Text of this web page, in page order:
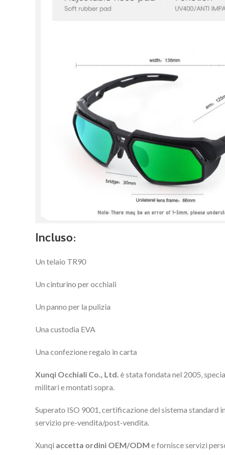
Incluso:
Un telaio TR90
Un cinturino per occhiali
Un panno per la pulizia
Una custodia EVA
Una confezione regalo in carta
Xunqi Occhiali Co., Ltd. è stata fondata nel 2005,
militari e montati sopra.
Superato ISO 9001, certificazione del sistema standard
servizio pre-vendita/post-vendita.
Xunqi accetta ordini OEM/ODM e fornisce servizi